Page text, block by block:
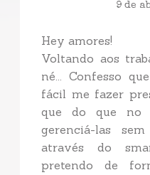
9 de
Hey amores!
Voltando aos
né... Confesso
fácil me fazer
que do que no
gerenciá-las
através do
pretendo de